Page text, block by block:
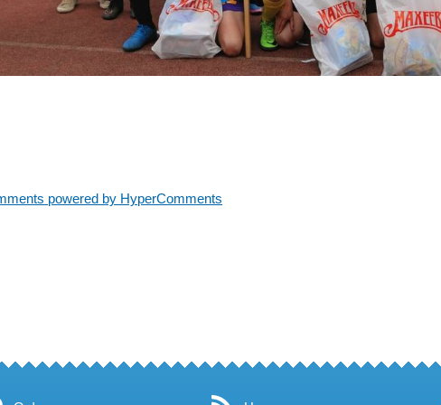
powered by HyperComments